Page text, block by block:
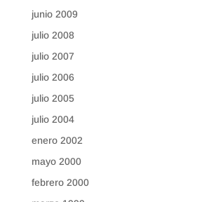
junio 2009
julio 2008
julio 2007
julio 2006
julio 2005
julio 2004
enero 2002
mayo 2000
febrero 2000